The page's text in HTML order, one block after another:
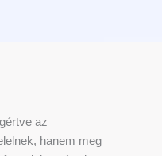
az
hanem meg